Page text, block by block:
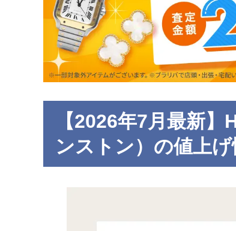
【2026年7月最新
ンストン）の値上げ